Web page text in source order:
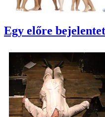
Egy előre